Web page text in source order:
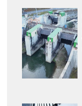
Adaugă
aici textul
pentru
subtitlu